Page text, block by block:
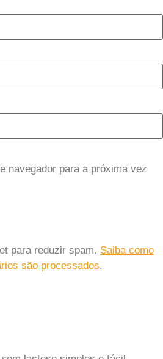
navegador para a próxima vez
para reduzir spam. Saiba como
são processados.